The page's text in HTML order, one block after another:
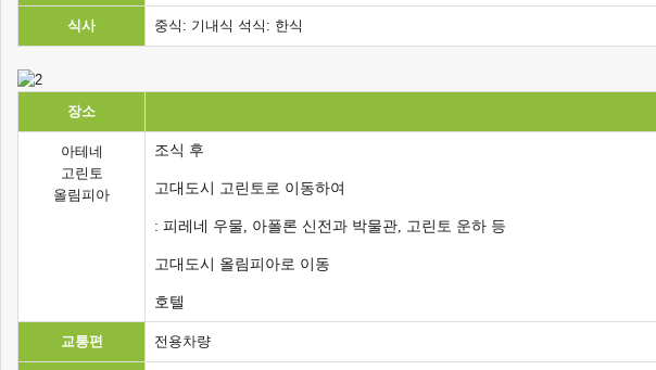
식사 중식: 기내식 석식: 한식
장소
아테네
고린토
올림피아
조식 후
고대도시 고린토로 이동하여
: 피레네 우물, 아폴론 신전과 박물관, 고린토 운하 등
고대도시 올림피아로 이동
호텔
교통편 전용차량